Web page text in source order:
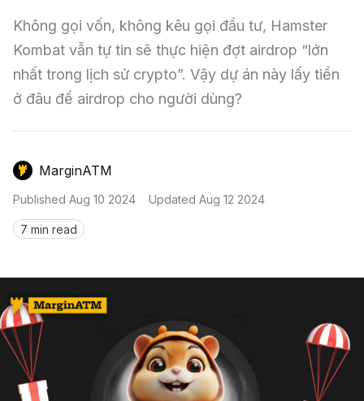
Sàn Giao Dịch
Công Cụ Đầu Tư
Mô Hình Biểu Đồ Giá
GameFi
Không gọi vốn, không kêu gọi đầu tư, Hamster
Kombat vẫn tự tin sẽ thực hiện đợt airdrop “lớn
nhất trong lịch sử crypto”. Vậy dự án này lấy tiền
ở đâu để airdrop cho người dùng?
MarginATM
Published Aug 10 2024 Updated Aug 12 2024
7 min read